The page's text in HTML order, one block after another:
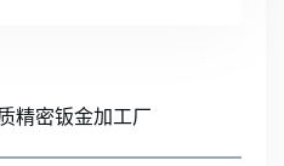
精密钣金加工厂